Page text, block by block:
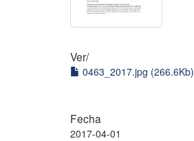
Ver/
0463_2017.jpg (266.6Kb)
Fecha
2017-04-01